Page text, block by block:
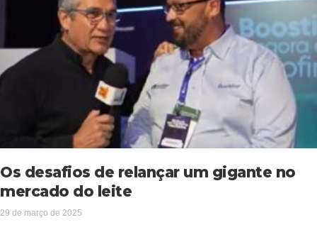
Os desafios de relançar um gigante no
mercado do leite
29 de março de 2025